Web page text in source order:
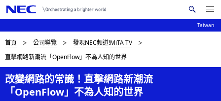
Taiwan
搜
索
Me
nu
Op
N
a
v
D
i
s
首頁 公司導覽
發現NEC頻道!MiTA TV
直擊網路新潮流「OpenFlow」不為人知的世界
改變網路的常識！直擊網路新潮流
「OpenFlow」不為人知的世界